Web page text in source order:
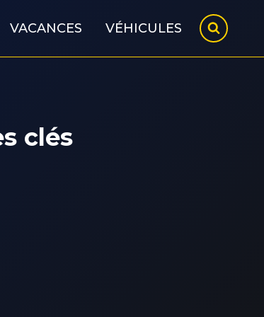
VACANCES VÉHICULES
clés